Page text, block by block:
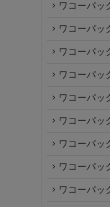
ワコーパッ
ワコーパッ
ワコーパッ
ワコーパッ
ワコーパッ
ワコーパッ
ワコーパッ
ワコーパッ
ワコーパッ